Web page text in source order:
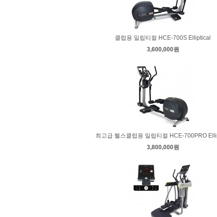
클럽용 일립티컬 HCE-700S Elliptical
3,600,000원
최고급 헬스클럽용 일립티컬 HCE-700PRO
3,800,000원